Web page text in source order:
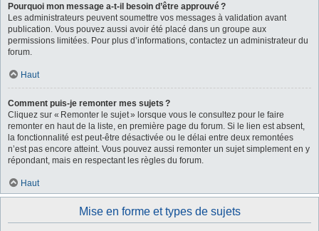
Pourquoi mon message a-t-il besoin d’être approuvé ?
Les administrateurs peuvent soumettre vos messages à validation avant
publication. Vous pouvez aussi avoir été placé dans un groupe aux
permissions limitées. Pour plus d’informations, contactez un administrateur du
forum.
Haut
Comment puis-je remonter mes sujets ?
Cliquez sur « Remonter le sujet » lorsque vous le consultez pour le faire
remonter en haut de la liste, en première page du forum. Si le lien est absent,
la fonctionnalité est peut-être désactivée ou le délai entre deux remontées
n’est pas encore atteint. Vous pouvez aussi remonter un sujet simplement en y
répondant, mais en respectant les règles du forum.
Haut
Mise en forme et types de sujets